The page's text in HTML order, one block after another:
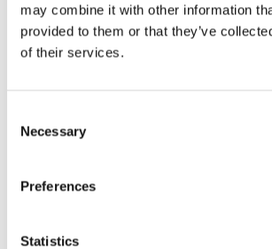
may combine it with other information
provided to them or that they’ve
of their services.
Selection
Necessary
Preferences
Statistics
Continua a leggere
Anti-
vigore la
153